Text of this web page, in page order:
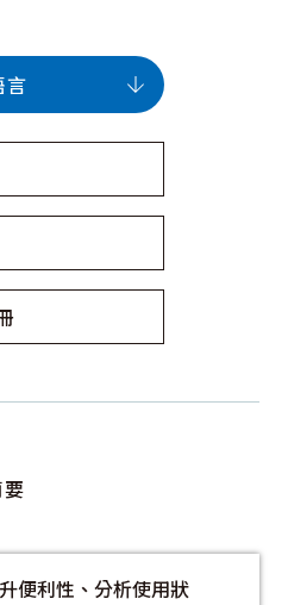
言
便利性、分析使用狀